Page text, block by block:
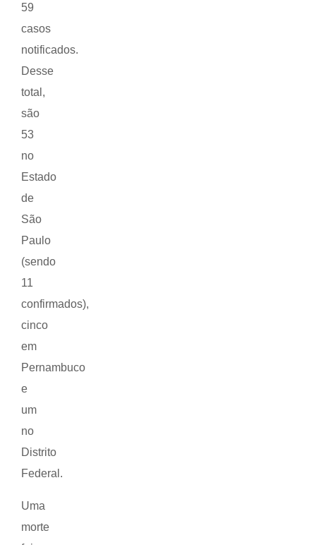
59
casos
notificados.
Desse
total,
são
53
no
Estado
de
São
Paulo
(sendo
11
confirmados),
cinco
em
Pernambuco
e
um
no
Distrito
Federal.
Uma
morte